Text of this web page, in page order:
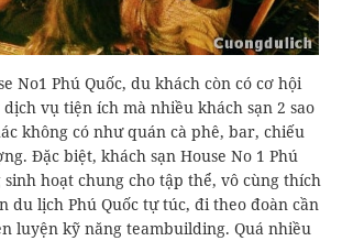
No1 Phú Quốc, du khách còn có cơ hội
vụ tiện ích mà nhiều khách sạn 2 sao
không có như quán cà phê, bar, chiếu
Đặc biệt, khách sạn House No 1 Phú
sinh hoạt chung cho tập thể, vô cùng thích
du lịch Phú Quốc tự túc, đi theo đoàn cần
luyện kỹ năng teambuilding. Quá nhiều